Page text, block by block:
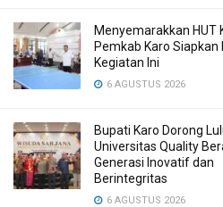
Menyemarakkan HUT
Pemkab Karo Siapkan
Kegiatan Ini
6 AGUSTUS 2026
Bupati Karo Dorong
Universitas Quality
Generasi Inovatif dan
Berintegritas
6 AGUSTUS 2026